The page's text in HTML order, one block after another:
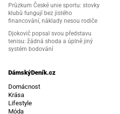
Průzkum České unie sportu: stovky
klubů fungují bez jistého
financování, náklady nesou rodiče
Djokovič popsal svou představu
tenisu: žádná shoda a úplně jiný
systém bodování
DámskýDeník.cz
Domácnost
Krása
Lifestyle
Móda